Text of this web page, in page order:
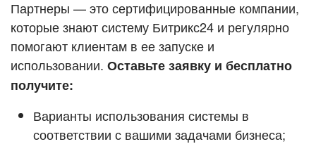
ВХОД
ВХОД
Смотреть видеокейсы
Партнеры — это сертифицированные компании,
которые знают систему Битрикс24 и регулярно
помогают клиентам в ее запуске и
использовании. Оставьте заявку и бесплатно
получите:
Варианты использования системы в
соответствии с вашими задачами бизнеса;